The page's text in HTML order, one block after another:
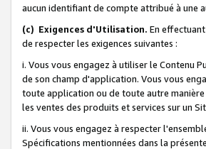
aucun identifiant de compte attribué à une
(c) Exigences d'Utilisation. En
de respecter les exigences suivantes :
i. Vous vous engagez à utiliser le Contenu
de son champ d'application. Vous vous
toute application ou de toute autre
les ventes des produits et services sur un
ii. Vous vous engagez à respecter
Spécifications mentionnées dans la